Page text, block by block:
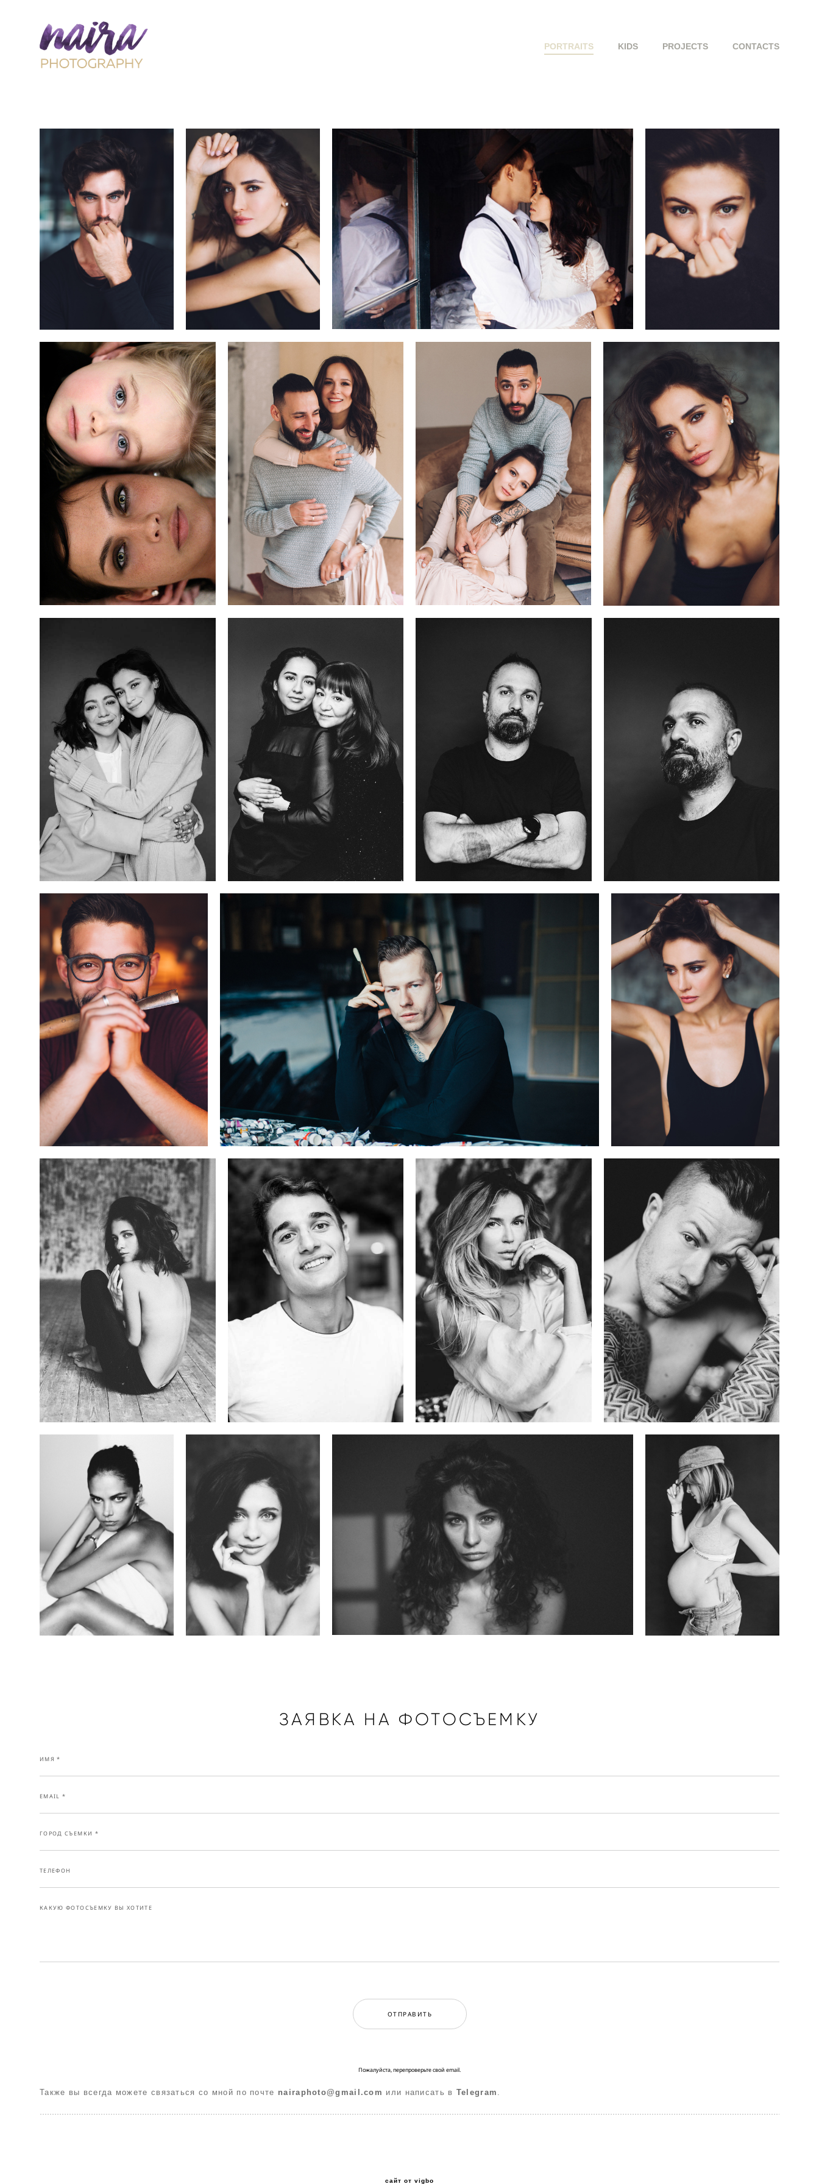
PORTRAITS KIDS PROJECTS CONTACTS
ЗАЯВКА НА ФОТОСЪЕМКУ
ИМЯ *
EMAIL *
ГОРОД СЪЕМКИ *
ТЕЛЕФОН
КАКУЮ ФОТОСЪЕМКУ ВЫ ХОТИТЕ
ОТПРАВИТЬ
Пожалуйста, перепроверьте свой email.
Также вы всегда можете связаться со мной по почте nairaphoto@gmail.com или написать в Telegram
сайт от vigbo